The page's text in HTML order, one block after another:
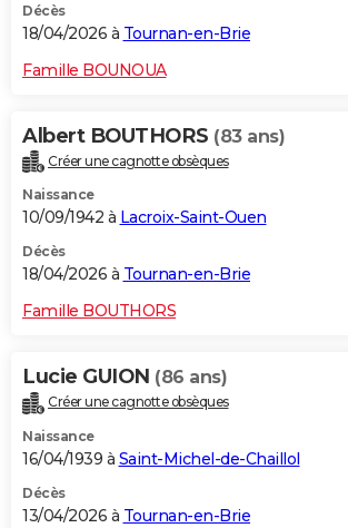
Décès
18/04/2026 à Tournan-en-Brie
Famille BOUNOUA
Albert BOUTHORS (83 ans)
Créer une cagnotte obsèques
Naissance
10/09/1942 à Lacroix-Saint-Ouen
Décès
18/04/2026 à Tournan-en-Brie
Famille BOUTHORS
Lucie GUION (86 ans)
Créer une cagnotte obsèques
Naissance
16/04/1939 à Saint-Michel-de-Chaillol
Décès
13/04/2026 à Tournan-en-Brie